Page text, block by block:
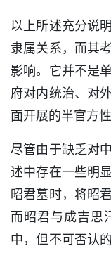
以上所述充分说
隶属关系，而其
影响。它并不是
府对内统治、对
面开展的半官方
尽管由于缺乏对
述中存在一些明
昭君墓时，将昭
而昭君与成吉思
中，但不可否认